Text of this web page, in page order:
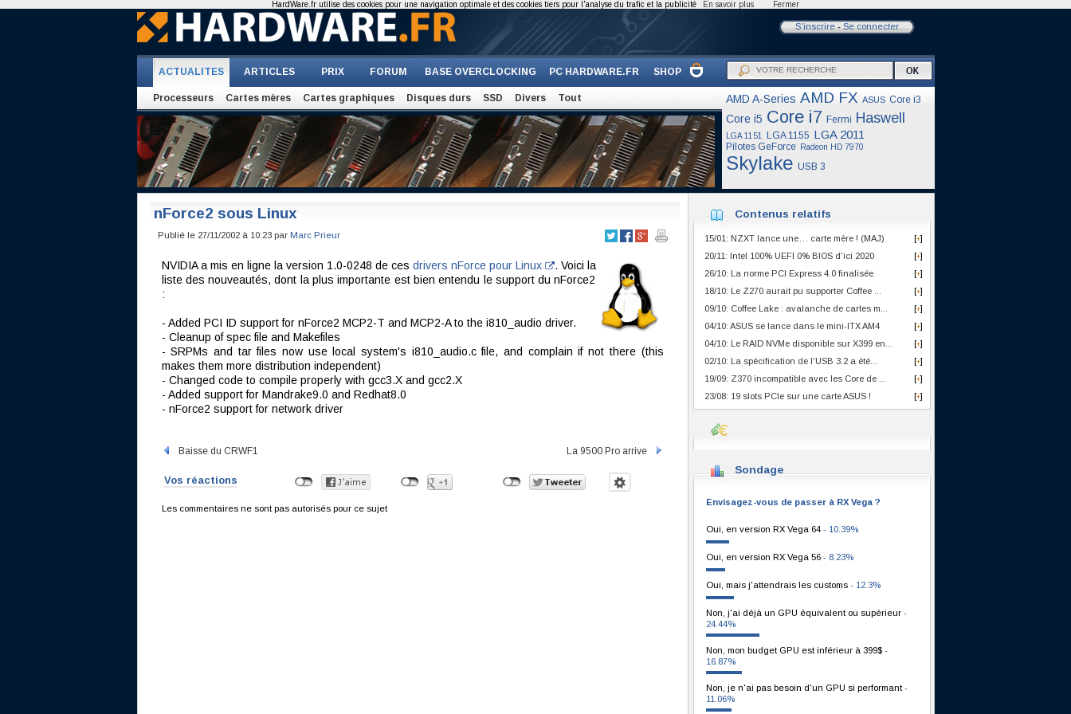
S'inscrire- Se connecter
ACTUALITES ARTICLES PRIX FORUM BASE OVERCLOCKING PC HARDWARE.FR SHOP
Processeurs Cartes mères Cartes graphiques Disques durs SSD Divers Tout AMD A-Series AMD FX ASUS Core i3
Core i5 Core i7 Fermi Haswell
LGA 1151 LGA 1155 LGA 2011
Pilotes GeForce Radeon HD 7970
Skylake USB 3
nForce2 sous Linux
Publié le 27/11/2002 à 10:23 par Marc Prieur
NVIDIA a mis en ligne la version 1.0-0248 de ces drivers nForce pour Linux
. Voici la
liste des nouveautés, dont la plus importante est bien entendu le support du nForce2
:
- Added PCI ID support for nForce2 MCP2-T and MCP2-A to the i810_audio driver.
- Cleanup of spec file and Makefiles
- SRPMs and tar files now use local system's i810_audio.c file, and complain if not there (this
makes them more distribution independent)
- Changed code to compile properly with gcc3.X and gcc2.X
- Added support for Mandrake9.0 and Redhat8.0
- nForce2 support for network driver
Baisse du CRWF1 La 9500 Pro arrive
Vos réactions
Les commentaires ne sont pas autorisés pour ce sujet
Contenus relatifs
[+]
15/01: NZXT lance une… carte mère ! (MAJ)
[+]
20/11: Intel 100% UEFI 0% BIOS d'ici 2020
[+]
26/10: La norme PCI Express 4.0 finalisée
[+]
18/10: Le Z270 aurait pu supporter Coffee ...
[+]
09/10: Coffee Lake : avalanche de cartes m...
[+]
04/10: ASUS se lance dans le mini-ITX AM4
[+]
04/10: Le RAID NVMe disponible sur X399 en...
[+]
02/10: La spécification de l'USB 3.2 a été...
[+]
19/09: Z370 incompatible avec les Core de ...
[+]
23/08: 19 slots PCIe sur une carte ASUS !
Sondage
Envisagez-vous de passer à RX Vega ?
Oui, en version RX Vega 64 - 10.39%
Oui, en version RX Vega 56 - 8.23%
Oui, mais j'attendrais les customs - 12.3%
Non, j'ai déjà un GPU équivalent ou supérieur -
24.44%
Non, mon budget GPU est inférieur à 399$ -
16.87%
Non, je n'ai pas besoin d'un GPU si performant -
11.06%
HardWare.fr utilise des cookies pour une navigation optimale et des cookies tiers pour l'analyse du trafic et la publicité En savoir plus Fermer